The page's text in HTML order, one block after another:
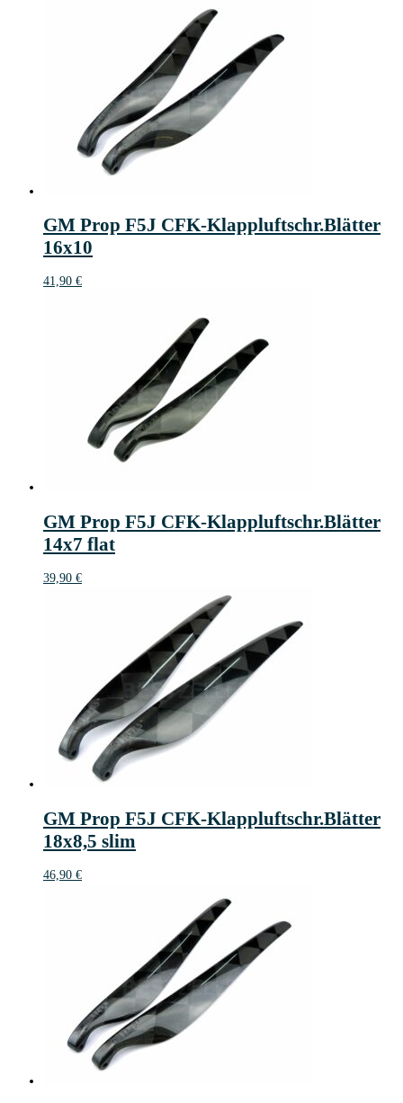
GM Prop F5J CFK-Klappluftschr.Blätter
16x10
41,90 €
GM Prop F5J CFK-Klappluftschr.Blätter
14x7 flat
39,90 €
GM Prop F5J CFK-Klappluftschr.Blätter
18x8,5 slim
46,90 €